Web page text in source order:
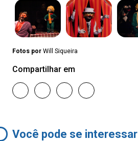
Fotos por Will Siqueira
Compartilhar em
Você pode se interessar